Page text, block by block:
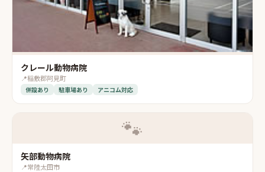
クレール動物病院
📍稲敷郡阿見町
併設あり 駐車場あり アニコム対応
🐾
矢部動物病院
📍常陸太田市